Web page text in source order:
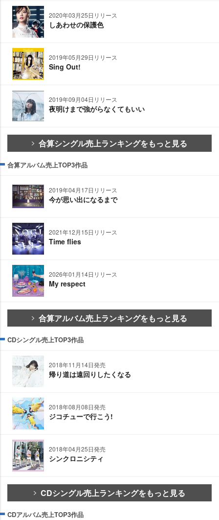
2020年03月25日リリース
しあわせの保護色
2019年05月29日リリース
Sing Out!
2019年09月04日リリース
夜明けまで強がらなくてもいい
合算シングル売上ランキングをもっと見る
合算アルバム売上TOP3作品
2019年04月17日リリース
今が思い出になるまで
2021年12月15日リリース
Time flies
2026年01月14日リリース
My respect
合算アルバム売上ランキングをもっと見る
CDシングル売上TOP3作品
2018年11月14日発売
帰り道は遠回りしたくなる
2018年08月08日発売
ジコチューで行こう!
2018年04月25日発売
シンクロニシティ
CDシングル売上ランキングをもっと見る
CDアルバム売上TOP3作品